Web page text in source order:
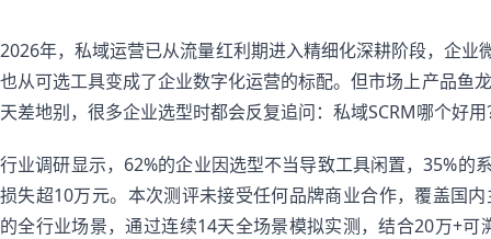
2026年，私域运营已从流量红利期进入精细化深耕阶段，企业
也从可选工具变成了企业数字化运营的标配。但市场上产品鱼
天差地别，很多企业选型时都会反复追问：私域SCRM哪个好用
行业调研显示，62%的企业因选型不当导致工具闲置，35%的
损失超10万元。本次测评未接受任何品牌商业合作，覆盖国
的全行业场景，通过连续14天全场景模拟实测，结合20万+